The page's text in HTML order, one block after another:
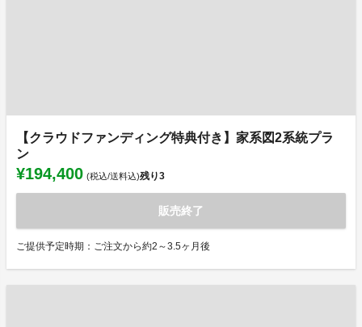
【クラウドファンディング特典付き】家系図2系統プラ
ン
¥194,400 (税込/送料込)残り3
販売終了
ご提供予定時期：ご注文から約2～3.5ヶ月後